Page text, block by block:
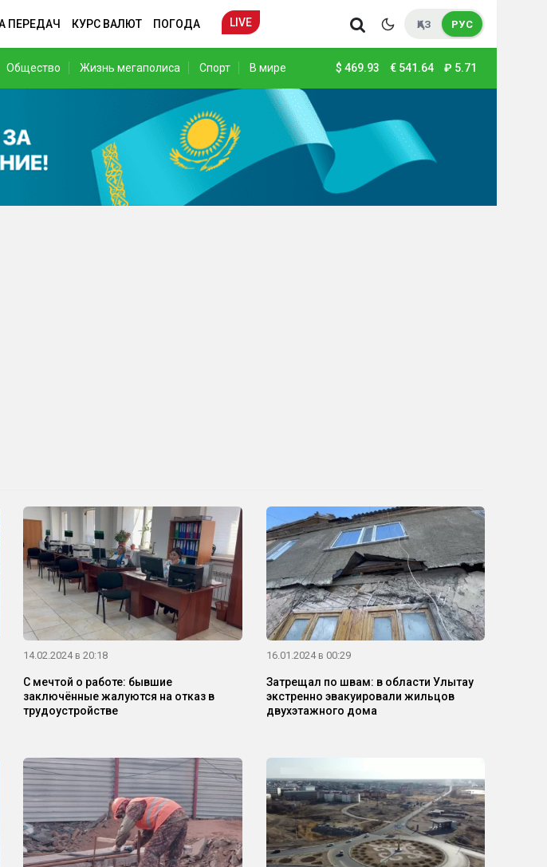
ПЕРЕДАЧ КУРС ВАЛЮТ ПОГОДА LIVE ҚАЗ РУС
Общество Жизнь мегаполиса Спорт В мире $ 469.93 € 541.64 ₽ 5.71
14.02.2024 в 20:18
С мечтой о работе: бывшие
заключённые жалуются на отказ в
трудоустройстве
16.01.2024 в 00:29
Затрещал по швам: в области Улытау
экстренно эвакуировали жильцов
двухэтажного дома